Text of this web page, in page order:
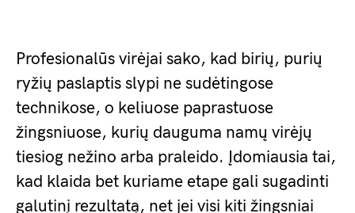
Profesionalūs virėjai sako, kad birių, purių
ryžių paslaptis slypi ne sudėtingose
technikose, o keliuose paprastuose
žingsniuose, kurių dauguma namų virėjų
tiesiog nežino arba praleido. Įdomiausia tai,
kad klaida bet kuriame etape gali sugadinti
galutinį rezultatą, net jei visi kiti žingsniai